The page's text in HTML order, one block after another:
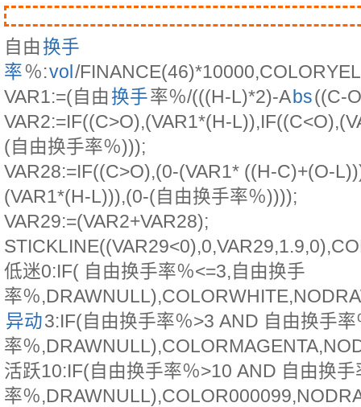
自由 换手
率％:vol/
VAR1:=(自由 换手率％/(((H-L)*2)-Abs((C-
VAR2:=IF((C>O),(VAR1*(H-
(自由换手率％)));
VAR28:=IF((C>O),(0-(VAR1* ((H-C)+(O-
(VAR1*(H-L))),(0-(自由换手率％))));
VAR29:=(VAR2+VAR28);
低迷0:IF( 自由换手率％<=3,自由换手
率％
异动3:IF(自由换手率％>3 AND 自由换手
率％
活跃10:IF(自由换手率％>10 AND 自由换
率％